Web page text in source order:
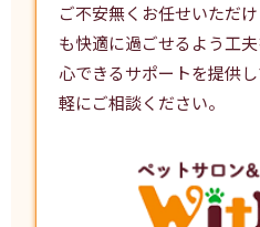
ご不安無くお任せいただ
も快適に過ごせるよう工
心できるサポートを提供
軽にご相談ください。